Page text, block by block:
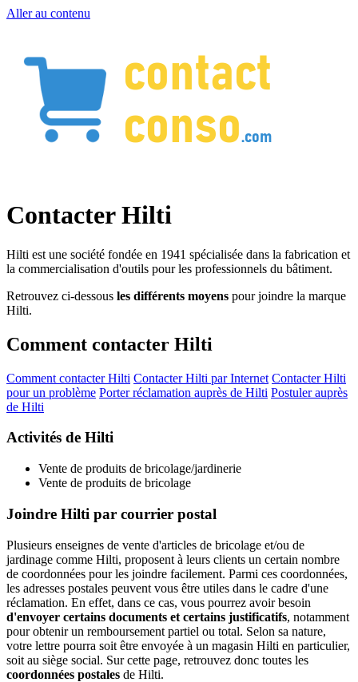
Aller au contenu
Contacter Hilti
Hilti est une société fondée en 1941 spécialisée dans la fabrication et
la commercialisation d'outils pour les professionnels du bâtiment.
Retrouvez ci-dessous les différents moyens pour joindre la marque
Hilti.
Comment contacter Hilti
Comment contacter Hilti Contacter Hilti par Internet Contacter Hilti
pour un problème Porter réclamation auprès de Hilti Postuler auprès
de Hilti
Activités de Hilti
Vente de produits de bricolage/jardinerie
Vente de produits de bricolage
Joindre Hilti par courrier postal
Plusieurs enseignes de vente d'articles de bricolage et/ou de
jardinage comme Hilti, proposent à leurs clients un certain nombre
de coordonnées pour les joindre facilement. Parmi ces coordonnées,
les adresses postales peuvent vous être utiles dans le cadre d'une
réclamation. En effet, dans ce cas, vous pourrez avoir besoin
d'envoyer certains documents et certains justificatifs, notamment
pour obtenir un remboursement partiel ou total. Selon sa nature,
votre lettre pourra soit être envoyée à un magasin Hilti en particulier,
soit au siège social. Sur cette page, retrouvez donc toutes les
coordonnées postales de Hilti.